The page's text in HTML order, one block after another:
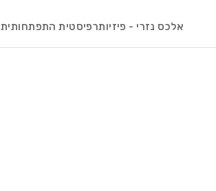
אלכס נזרי - פיזיותרפיסטית התפתחותית